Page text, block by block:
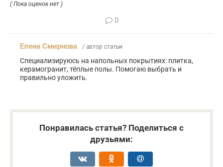
( Пока оценок нет )
0
Елена Смирнова / автор статьи
Специализируюсь на напольных покрытиях: плитка,
керамогранит, тёплые полы. Помогаю выбрать и
правильно уложить.
Понравилась статья? Поделиться с
друзьями: